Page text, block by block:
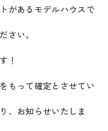
があるモデルハウスで
さい。
！
もって確定とさせてい
、お知らせいたしま